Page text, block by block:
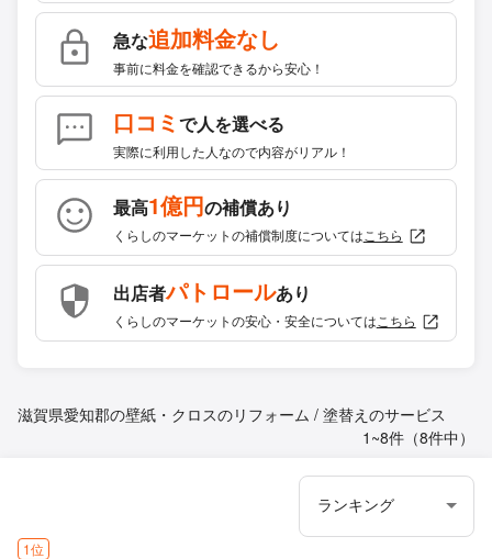
急な追加料金なし
事前に料金を確認できるから安心！
口コミで人を選べる
実際に利用した人なので内容がリアル！
最高1億円の補償あり
くらしのマーケットの補償制度については こちら
出店者パトロールあり
くらしのマーケットの安心・安全については こちら
滋賀県愛知郡の壁紙・クロスのリフォーム / 塗替えのサービス
1~8件（8件中）
1位